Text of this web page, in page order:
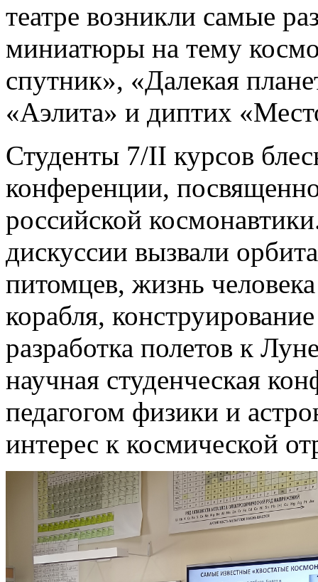
театре возникли самые
миниатюры на тему
спутник», «Далекая
«Аэлита» и диптих
Студенты 7/II курсов
конференции,
российской
дискуссии вызвали
питомцев, жизнь
корабля,
разработка полетов к
научная студенческая
педагогом физики и
интерес к космической